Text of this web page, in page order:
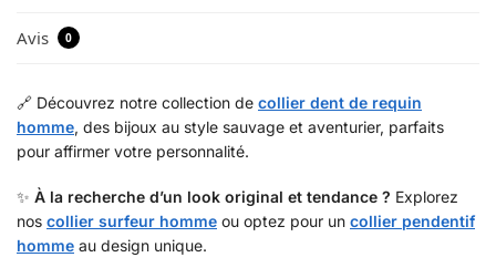
Avis 0
🔗 Découvrez notre collection de collier dent de requin
homme, des bijoux au style sauvage et aventurier, parfaits
pour affirmer votre personnalité.
✨ À la recherche d’un look original et tendance ? Explorez
nos collier surfeur homme ou optez pour un collier pendentif
homme au design unique.